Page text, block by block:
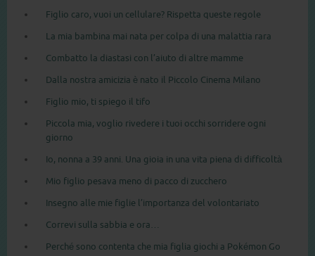
Figlio caro, vuoi un cellulare? Rispetta queste regole
La mia bambina mai nata per colpa di una malattia rara
Combatto la diastasi con l’aiuto di altre mamme
Dalla nostra amicizia è nato il Piccolo Cinema Milano
Figlio mio, ti spiego il tifo
Piccola mia, voglio rivedere i tuoi occhi sorridere ogni
giorno
Io, nonna a 39 anni. Una gioia in una vita piena di difficoltà
Mio figlio pesava meno di pacco di zucchero
Insegno alle mie figlie l’importanza del volontariato
Correvi sulla sabbia e ora…
Perché sono contenta che mia figlia giochi a Pokémon Go